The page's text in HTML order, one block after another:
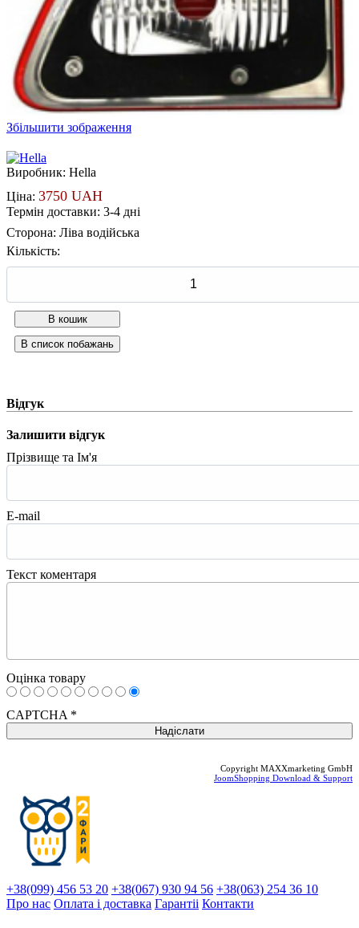
Збільшити зображення
Виробник: Hella
Ціна: 3750 UAH
Термін доставки: 3-4 дні
Сторона: Ліва водійська
Кількість:
Відгук
Залишити відгук
Прізвище та Ім'я
E-mail
Текст коментаря
Оцінка товару
CAPTCHA *
Copyright MAXXmarketing GmbH
JoomShopping Download & Support
+38(099) 456 53 20 +38(067) 930 94 56 +38(063) 254 36 10
Про нас Оплата і доставка Гарантіi Контакти